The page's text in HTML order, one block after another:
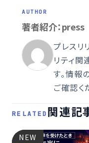
著者紹介：press
プレスリ
リティ
す。情報
ご確認く
RELATED 関連記
NEW